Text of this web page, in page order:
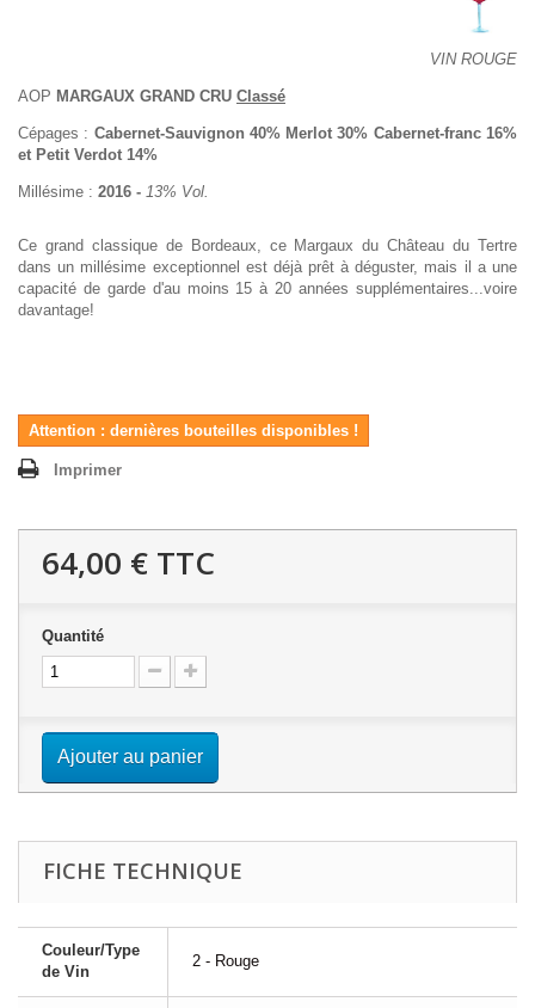
VIN ROUGE
AOP MARGAUX GRAND CRU Classé
Cépages : Cabernet-Sauvignon 40% Merlot 30% Cabernet-franc 16%
et Petit Verdot 14%
Millésime : 2016 - 13% Vol.
Ce grand classique de Bordeaux, ce Margaux du Château du Tertre
dans un millésime exceptionnel est déjà prêt à déguster, mais il a une
capacité de garde d'au moins 15 à 20 années supplémentaires...voire
davantage!
Attention : dernières bouteilles disponibles !
Imprimer
64,00 € TTC
Quantité
Ajouter au panier
FICHE TECHNIQUE
Couleur/Type
de Vin
2 - Rouge